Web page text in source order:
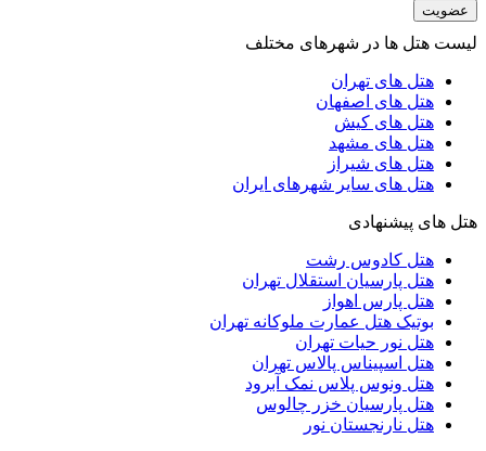
عضویت
لیست هتل ها در شهرهای مختلف
هتل های تهران
هتل های اصفهان
هتل های کیش
هتل های مشهد
هتل های شیراز
هتل های سایر شهرهای ایران
هتل های پیشنهادی
هتل کادوس رشت
هتل پارسیان استقلال تهران
هتل پارس اهواز
بوتیک هتل عمارت ملوکانه تهران
هتل نور حیات تهران
هتل اسپیناس پالاس تهران
هتل ونوس پلاس نمک آبرود
هتل پارسیان خزر چالوس
هتل نارنجستان نور